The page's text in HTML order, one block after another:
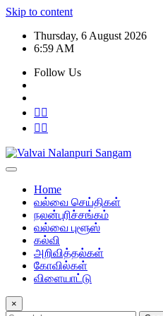
Skip to content
Thursday, 6 August 2026
6:59 AM
Follow Us
Home
வல்வை செய்திகள்
நலன்புரிச்சங்கம்
வல்வை புளூஸ்
கல்வி
அறிவித்தல்கள்
கோவில்கள்
விளையாட்டு
×